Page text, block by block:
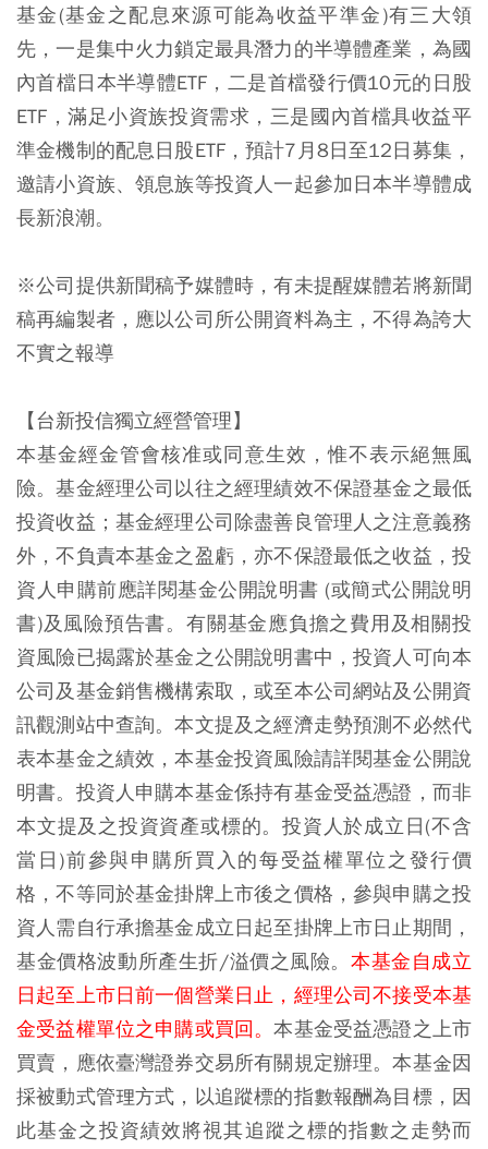
基金(基金之配息來源可能為收益平準金)有三大領
先，一是集中火力鎖定最具潛力的半導體產業，為國
內首檔日本半導體ETF，二是首檔發行價10元的日股
ETF，滿足小資族投資需求，三是國內首檔具收益平
準金機制的配息日股ETF，預計7月8日至12日募集，
邀請小資族、領息族等投資人一起參加日本半導體成
長新浪潮。
※公司提供新聞稿予媒體時，有未提醒媒體若將新聞
稿再編製者，應以公司所公開資料為主，不得為誇大
不實之報導
【台新投信獨立經營管理】
本基金經金管會核准或同意生效，惟不表示絕無風
險。基金經理公司以往之經理績效不保證基金之最低
投資收益；基金經理公司除盡善良管理人之注意義務
外，不負責本基金之盈虧，亦不保證最低之收益，投
資人申購前應詳閱基金公開說明書 (或簡式公開說明
書)及風險預告書。有關基金應負擔之費用及相關投
資風險已揭露於基金之公開說明書中，投資人可向本
公司及基金銷售機構索取，或至本公司網站及公開資
訊觀測站中查詢。本文提及之經濟走勢預測不必然代
表本基金之績效，本基金投資風險請詳閱基金公開說
明書。投資人申購本基金係持有基金受益憑證，而非
本文提及之投資資產或標的。投資人於成立日(不含
當日)前參與申購所買入的每受益權單位之發行價
格，不等同於基金掛牌上市後之價格，參與申購之投
資人需自行承擔基金成立日起至掛牌上市日止期間，
基金價格波動所產生折/溢價之風險。本基金自成立
日起至上市日前一個營業日止，經理公司不接受本基
金受益權單位之申購或買回。本基金受益憑證之上市
買賣，應依臺灣證券交易所有關規定辦理。本基金因
採被動式管理方式，以追蹤標的指數報酬為目標，因
此基金之投資績效將視其追蹤之標的指數之走勢而